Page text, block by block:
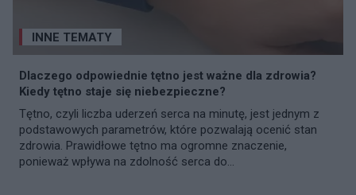
INNE TEMATY
Dlaczego odpowiednie tętno jest ważne dla zdrowia?
Kiedy tętno staje się niebezpieczne?
Tętno, czyli liczba uderzeń serca na minutę, jest jednym z
podstawowych parametrów, które pozwalają ocenić stan
zdrowia. Prawidłowe tętno ma ogromne znaczenie,
ponieważ wpływa na zdolność serca do...